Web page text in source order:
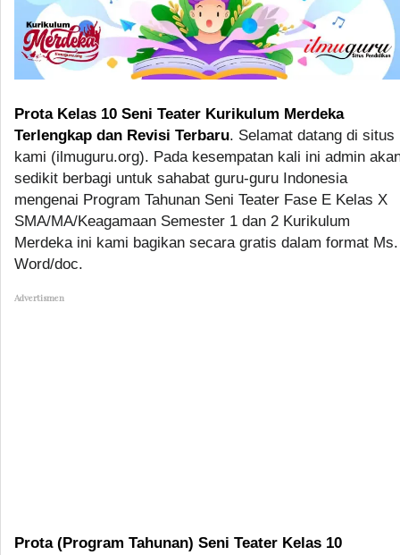
Prota Kelas 10 Seni Teater Kurikulum Merdeka
Terlengkap dan Revisi Terbaru. Selamat datang di situs
kami (ilmuguru.org). Pada kesempatan kali ini admin
sedikit berbagi untuk sahabat guru-guru Indonesia
mengenai Program Tahunan Seni Teater Fase E Kelas X
SMA/MA/Keagamaan Semester 1 dan 2 Kurikulum
Merdeka ini kami bagikan secara gratis dalam format Ms.
Word/doc.
Advertismen
Prota (Program Tahunan) Seni Teater Kelas 10